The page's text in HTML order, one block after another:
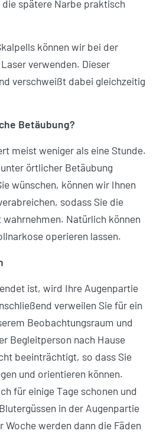
spätere Narbe praktisch
können wir bei der
verwenden. Dieser
verschweißt dabei gleichzeitig
Betäubung?
meist weniger als eine Stunde.
örtlicher Betäubung
wünschen, können wir Ihnen
sodass Sie die
Natürlich können
operieren lassen.
ist, wird Ihre Augenpartie
verweilen Sie für ein
Beobachtungsraum und
Begleitperson nach Hause
beein­trächtigt, so dass Sie
und orientieren können.
für einige Tage schonen und
in der Augenpartie
Woche werden dann die Fäden